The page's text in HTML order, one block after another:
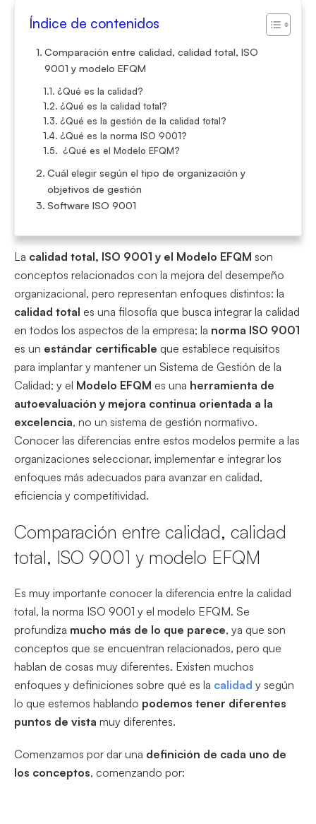
Índice de contenidos
Comparación entre calidad, calidad total, ISO
9001 y modelo EFQM
¿Qué es la calidad?
¿Qué es la calidad total?
¿Qué es la gestión de la calidad total?
¿Qué es la norma ISO 9001?
¿Qué es el Modelo EFQM?
Cuál elegir según el tipo de organización y
objetivos de gestión
Software ISO 9001
La calidad total, ISO 9001 y el Modelo EFQM son
conceptos relacionados con la mejora del desempeño
organizacional, pero representan enfoques distintos: la
calidad total es una filosofía que busca integrar la calidad
en todos los aspectos de la empresa; la norma ISO 9001
es un estándar certificable que establece requisitos
para implantar y mantener un Sistema de Gestión de la
Calidad; y el Modelo EFQM es una herramienta de
autoevaluación y mejora continua orientada a la
excelencia, no un sistema de gestión normativo.
Conocer las diferencias entre estos modelos permite a las
organizaciones seleccionar, implementar e integrar los
enfoques más adecuados para avanzar en calidad,
eficiencia y competitividad.
Comparación entre calidad, calidad
total, ISO 9001 y modelo EFQM
Es muy importante conocer la diferencia entre la calidad
total, la norma ISO 9001 y el modelo EFQM. Se
profundiza mucho más de lo que parece, ya que son
conceptos que se encuentran relacionados, pero que
hablan de cosas muy diferentes. Existen muchos
enfoques y definiciones sobre qué es la calidad y según
lo que estemos hablando podemos tener diferentes
puntos de vista muy diferentes.
Comenzamos por dar una definición de cada uno de
los conceptos, comenzando por: